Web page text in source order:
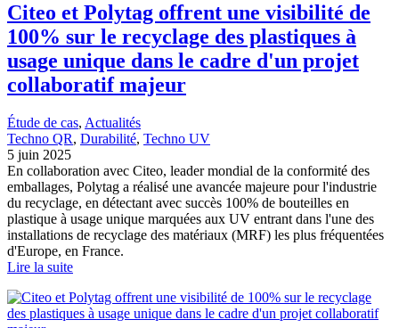
Citeo et Polytag offrent une visibilité de
100% sur le recyclage des plastiques à
usage unique dans le cadre d'un projet
collaboratif majeur
Étude de cas, Actualités
Techno QR, Durabilité, Techno UV
5 juin 2025
En collaboration avec Citeo, leader mondial de la conformité des
emballages, Polytag a réalisé une avancée majeure pour l'industrie
du recyclage, en détectant avec succès 100% de bouteilles en
plastique à usage unique marquées aux UV entrant dans l'une des
installations de recyclage des matériaux (MRF) les plus fréquentées
d'Europe, en France.
Lire la suite